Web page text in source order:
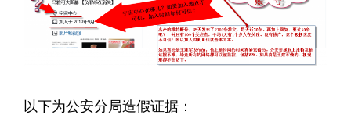
以下为公安分局造假证据：